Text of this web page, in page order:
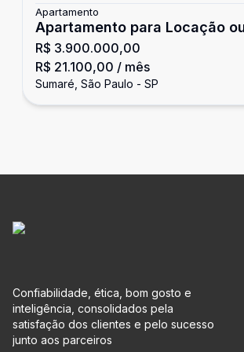
Apartamento
Apartamento para Locação
Sumare
R$ 3.900.000,00
R$ 21.100,00 / mês
Sumaré, São Paulo - SP
Confiabilidade, ética, bom gosto e
inteligência, consolidados pela
satisfação dos clientes e pelo sucesso
junto aos parceiros